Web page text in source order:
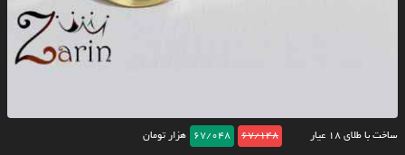
ساخت با طلای ۱۸ عیار 67/148
67/048 هزار تومان